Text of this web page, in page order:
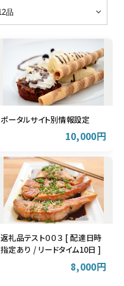
ポータルサイト別情報設定
10,000円
返礼品テスト００３ [ 配達日時
指定あり / リードタイム10日 ]
8,000円